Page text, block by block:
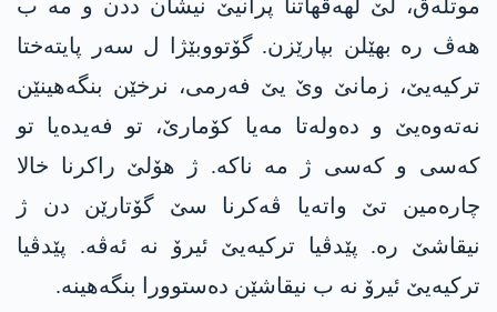
موتلەق، لێ لھەڤھاتنا پرانیێ نیشان ددن و مە ب
ھەڤ رە بھێلن بپارێزن. گۆتووبێژا ل سەر پایتەختا
ترکیەیێ، زمانێ وێ یێ فەرمی، نرخێن بنگەھینێن
نەتەوەیێ و دەولەتا مەیا کۆمارێ، تو فەیدەیا تو
کەسی و کەسی ژ مە ناکە. ژ ھۆلێ راکرنا خالا
چارەمین تێ واتەیا ڤەکرنا سێ گۆتارێن دن ژ
نیقاشێ رە. پێدڤیا ترکیەیێ ئیرۆ نە ئەڤە. پێدڤیا
ترکیەیێ ئیرۆ نە ب نیقاشێن دەستوورا بنگەھینە.